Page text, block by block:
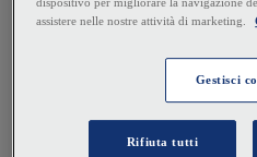
CORRELAZIONI
Quotidianopiù